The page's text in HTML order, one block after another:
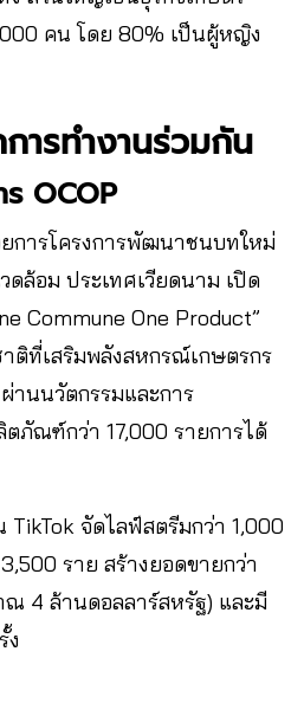
คน โดย 80% เป็นผู้หญิง
ารทำงานร่วมกัน
ร OCOP
การโครงการพัฒนาชนบทใหม่
ดล้อม ประเทศเวียดนาม เปิด
Commune One Product”
ติที่เสริมพลังสหกรณ์เกษตรกร
านนวัตกรรมและการ
ภัณฑ์กว่า 17,000 รายการได้
TikTok จัดไลฟ์สตรีมกว่า 1,000
ราย สร้างยอดขายกว่า
4 ล้านดอลลาร์สหรัฐ) และมี
ง